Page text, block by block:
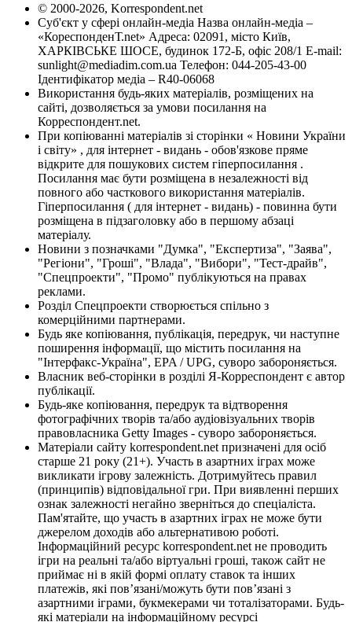
© 2000-2026, Korrespondent.net
Суб'єкт у сфері онлайн-медіа Назва онлайн-медіа –
«КореспонденТ.net» Адреса: 02091, місто Київ,
ХАРКІВСЬКЕ ШОСЕ, будинок 172-Б, офіс 208/1 E-mail:
sunlight@mediadim.com.ua Телефон: 044-205-43-00
Ідентифікатор медіа – R40-06068
Використання будь-яких матеріалів, розміщених на
сайті, дозволяється за умови посилання на
Корреспондент.net.
При копіюванні матеріалів зі сторінки « Новини України
і світу» , для інтернет - видань - обов'язкове пряме
відкрите для пошукових систем гіперпосилання .
Посилання має бути розміщена в незалежності від
повного або часткового використання матеріалів.
Гіперпосилання ( для інтернет - видань) - повинна бути
розміщена в підзаголовку або в першому абзаці
матеріалу.
Новини з позначками "Думка", "Експертиза", "Заява",
"Регіони", "Гроші", "Влада", "Вибори", "Тест-драйв",
"Спецпроекти", "Промо" публікуються на правах
реклами.
Розділ Спецпроекти створюється спільно з
комерційними партнерами.
Будь яке копіювання, публікація, передрук, чи наступне
поширення інформації, що містить посилання на
"Інтерфакс-Україна", EPA / UPG, суворо забороняється.
Власник веб-сторінки в розділі Я-Корреспондент є автор
публікації.
Будь-яке копіювання, передрук та відтворення
фотографічних творів та/або аудіовізуальних творів
правовласника Getty Images - суворо забороняється.
Матеріали сайту korrespondent.net призначені для осіб
старше 21 року (21+). Участь в азартних іграх може
викликати ігрову залежність. Дотримуйтесь правил
(принципів) відповідальної гри. При виявленні перших
ознак залежності негайно зверніться до спеціаліста.
Пам'ятайте, що участь в азартних іграх не може бути
джерелом доходів або альтернативою роботі.
Інформаційний ресурс korrespondent.net не проводить
ігри на реальні та/або віртуальні гроші, також сайт не
приймає ні в якій формі оплату ставок та інших
платежів, які пов’язані/можуть бути пов’язані з
азартними іграми, букмекерами чи тоталізаторами. Будь-
які матеріали на інформаційному ресурсі